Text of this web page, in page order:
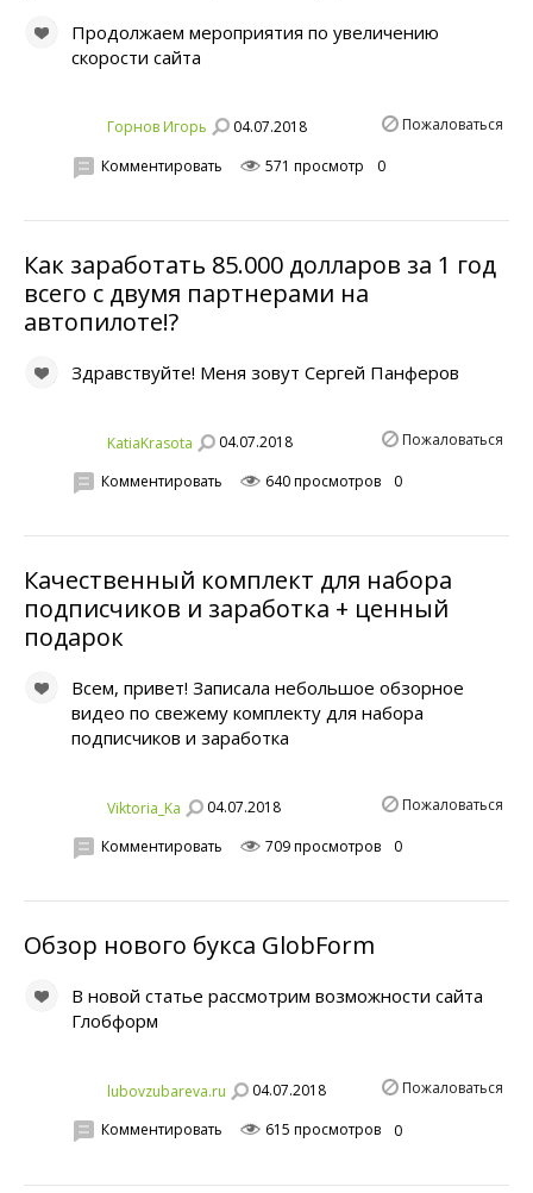
Продолжаем мероприятия по увеличению
скорости сайта
Горнов Игорь 04.07.2018 Пожаловаться
Комментировать 571 просмотр 0
Как заработать 85.000 долларов за 1 год
всего с двумя партнерами на
автопилоте!?
Здравствуйте! Меня зовут Сергей Панферов
KatiaKrasota 04.07.2018 Пожаловаться
Комментировать 640 просмотров 0
Качественный комплект для набора
подписчиков и заработка + ценный
подарок
Всем, привет! Записала небольшое обзорное
видео по свежему комплекту для набора
подписчиков и заработка
Viktoria_Ka 04.07.2018 Пожаловаться
Комментировать 709 просмотров 0
Обзор нового букса GlobForm
В новой статье рассмотрим возможности сайта
Глобформ
lubovzubareva.ru 04.07.2018 Пожаловаться
Комментировать 615 просмотров 0